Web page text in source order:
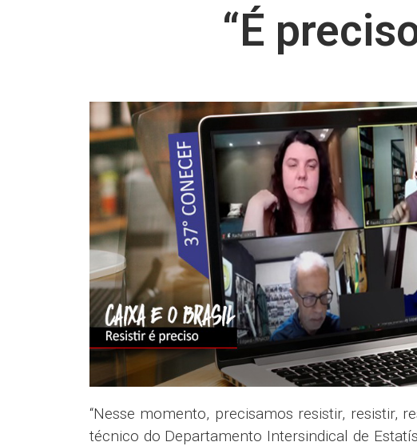
“É
“Nesse momento, precisamos resistir, resistir,
técnico do Departamento Intersindical de